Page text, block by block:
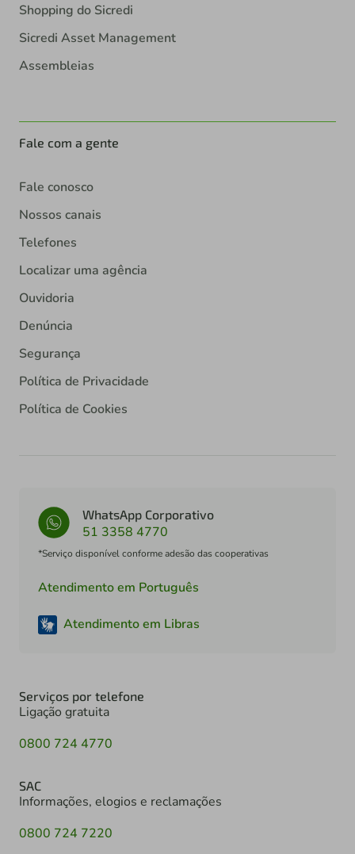
Shopping do Sicredi
Sicredi Asset Management
Assembleias
Fale com a gente
Fale conosco
Nossos canais
Telefones
Localizar uma agência
Ouvidoria
Denúncia
Segurança
Política de Privacidade
Política de Cookies
WhatsApp Corporativo
51 3358 4770
*Serviço disponível conforme adesão das cooperativas
Atendimento em Português
Atendimento em Libras
Serviços por telefone
Ligação gratuita
0800 724 4770
SAC
Informações, elogios e reclamações
0800 724 7220